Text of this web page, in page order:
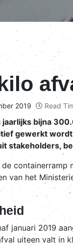
2019 Read
bijna
gewerkt
stakeholders,
containerramp
van het
januari 2019
uiteen valt in